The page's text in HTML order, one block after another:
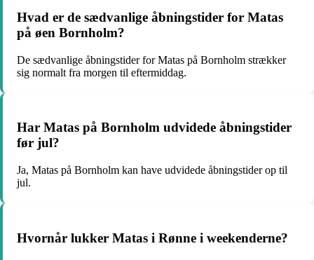
Hvad er de sædvanlige åbningstider for Matas
på øen Bornholm?
De sædvanlige åbningstider for Matas på Bornholm strækker
sig normalt fra morgen til eftermiddag.
Har Matas på Bornholm udvidede åbningstider
før jul?
Ja, Matas på Bornholm kan have udvidede åbningstider op til
jul.
Hvornår lukker Matas i Rønne i weekenderne?